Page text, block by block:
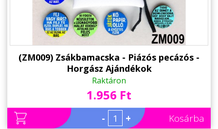
(ZM009) Zsákbamacska - Piázós pecázós -
Horgász Ajándékok
Raktáron
1.956 Ft
- + Kosárba